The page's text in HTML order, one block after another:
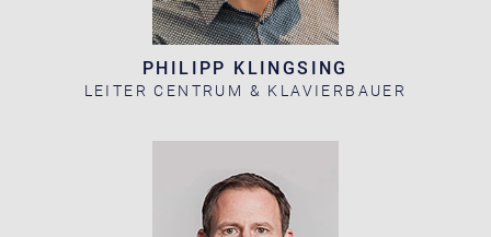
PHILIPP KLINGSING
LEITER CENTRUM & KLAVIERBAUER